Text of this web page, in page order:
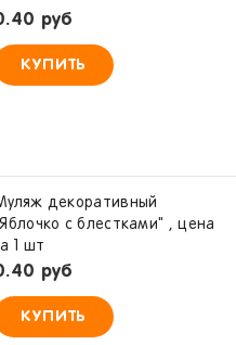
руб
КУПИТЬ
декоративный
с блестками" , цена
1 шт
руб
КУПИТЬ